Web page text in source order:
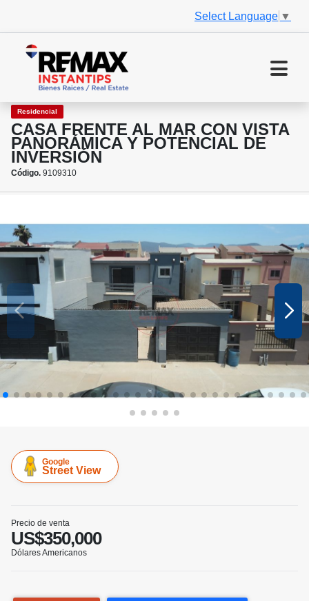
Select Language ▼
Residencial
CASA FRENTE AL MAR CON VISTA
PANORÁMICA Y POTENCIAL DE
INVERSIÓN
Código. 9109310
Google
Street View
Precio de venta
US$350,000
Dólares Americanos